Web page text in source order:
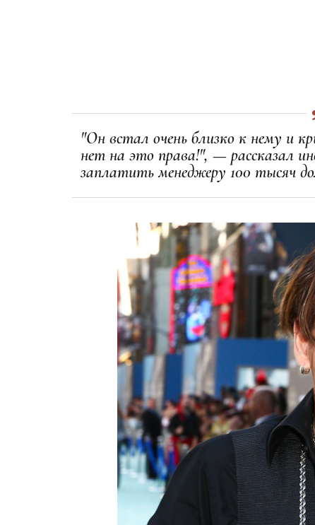
"Он встал очень близко к нему и
нет на это права!", — рассказал
заплатить менеджеру 100 тысяч